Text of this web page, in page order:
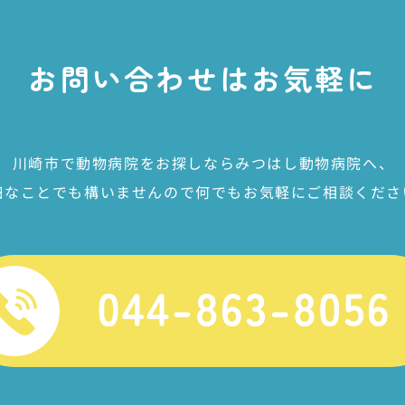
お問い合わせはお気軽に
川崎市で動物病院をお探しならみつはし動物病院へ、
なことでも構いませんので何でもお気軽にご相談くだ